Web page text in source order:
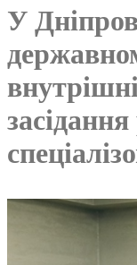
У
засідання